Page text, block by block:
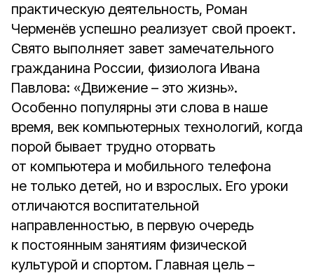
практическую деятельность, Роман
Черменёв успешно реализует свой проект.
Свято выполняет завет замечательного
гражданина России, физиолога Ивана
Павлова: «Движение – это жизнь».
Особенно популярны эти слова в наше
время, век компьютерных технологий, когда
порой бывает трудно оторвать
от компьютера и мобильного телефона
не только детей, но и взрослых. Его уроки
отличаются воспитательной
направленностью, в первую очередь
к постоянным занятиям физической
культурой и спортом. Главная цель –